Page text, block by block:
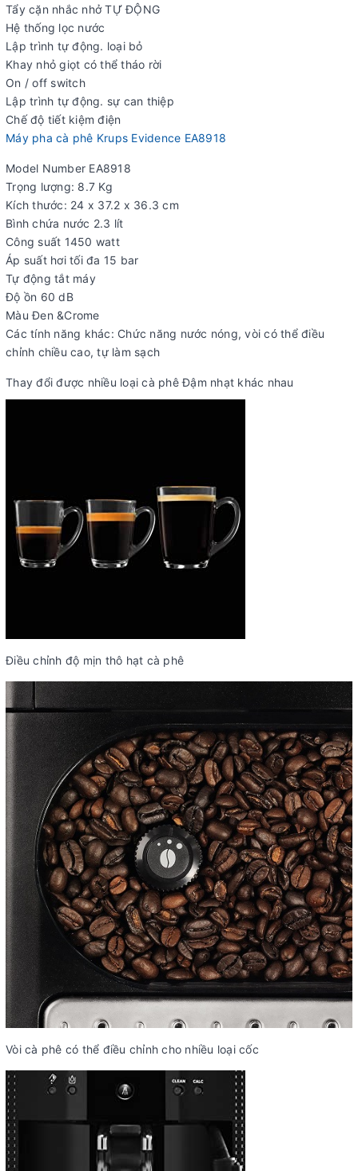
Tẩy cặn nhắc nhở TỰ ĐỘNG
Hệ thống lọc nước
Lập trình tự động. loại bỏ
Khay nhỏ giọt có thể tháo rời
On / off switch
Lập trình tự động. sự can thiệp
Chế độ tiết kiệm điện
Máy pha cà phê Krups Evidence EA8918
Model Number EA8918
Trọng lượng: 8.7 Kg
Kích thước: 24 x 37.2 x 36.3 cm
Bình chứa nước 2.3 lít
Công suất 1450 watt
Áp suất hơi tối đa 15 bar
Tự động tắt máy
Độ ồn 60 dB
Màu Đen &Crome
Các tính năng khác: Chức năng nước nóng, vòi có thể điều
chỉnh chiều cao, tự làm sạch
Thay đổi được nhiều loại cà phê Đậm nhạt khác nhau
Điều chỉnh độ mịn thô hạt cà phê
Vòi cà phê có thể điều chỉnh cho nhiều loại cốc